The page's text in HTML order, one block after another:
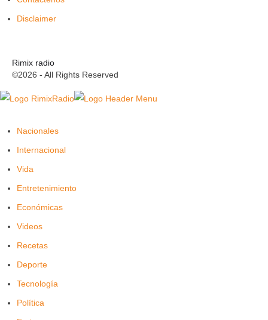
Disclaimer
Rimix radio
©2026 - All Rights Reserved
Nacionales
Internacional
Vida
Entretenimiento
Económicas
Videos
Recetas
Deporte
Tecnología
Política